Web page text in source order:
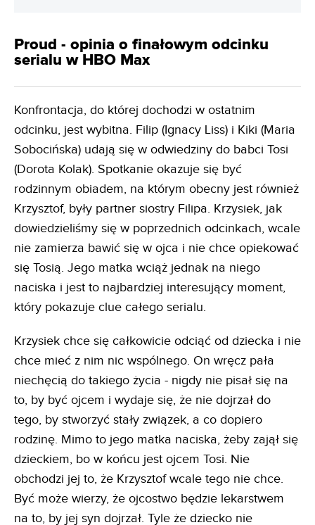
Konfrontacja, do której dochodzi w ostatnim
odcinku, jest wybitna. Filip (Ignacy Liss) i Kiki (Maria
Sobocińska) udają się w odwiedziny do babci Tosi
(Dorota Kolak). Spotkanie okazuje się być
rodzinnym obiadem, na którym obecny jest również
Krzysztof, były partner siostry Filipa. Krzysiek, jak
dowiedzieliśmy się w poprzednich odcinkach, wcale
nie zamierza bawić się w ojca i nie chce opiekować
się Tosią. Jego matka wciąż jednak na niego
który pokazuje clue całego serialu.
Krzysiek chce się całkowicie odciąć od dziecka i nie
chce mieć z nim nic wspólnego. On wręcz pała
niechęcią do takiego życia - nigdy nie pisał się na
to, by być ojcem i wydaje się, że nie dojrzał do
tego, by stworzyć stały związek, a co dopiero
rodzinę. Mimo to jego matka naciska, żeby zajął się
dzieckiem, bo w końcu jest ojcem Tosi. Nie
obchodzi jej to, że Krzysztof wcale tego nie chce.